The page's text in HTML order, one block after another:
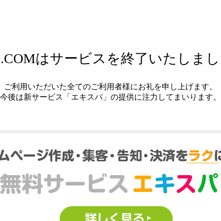
はサービスを終了いたしま
ご利用いただいた全てのご利用者様にお礼を申し上げます。
今後は新サービス「エキスパ」の提供に注力してまいります。